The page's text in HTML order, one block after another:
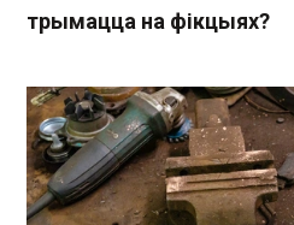
трымацца на фікцыях?